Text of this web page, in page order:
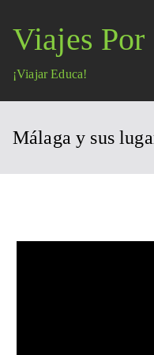
contenido
Viajes Por
¡Viajar Educa!
Málaga y sus